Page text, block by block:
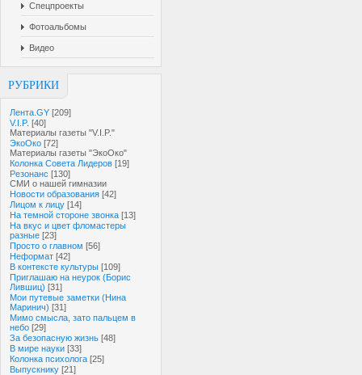
Спецпроекты
Фотоальбомы
Видео
РУБРИКИ
Лента.GY [209]
V.I.P. [40]
Материалы газеты "V.I.P."
ЭкоОко [72]
Материалы газеты "ЭкоОко"
Колонка Совета Лидеров [19]
Резонанс [130]
СМИ о нашей гимназии
Новости образования [42]
Лицом к лицу [14]
На темной стороне звонка [13]
На вкус и цвет фломастеры
разные [23]
Просто о главном [56]
Неформат [42]
В контексте культуры [109]
Приглашаю на неурок (Борис
Лившиц) [31]
Мои путевые заметки (Нина
Маринич) [31]
Мимо смысла, зато пальцем в
небо [29]
За безопасную жизнь [48]
В мире науки [33]
Колонка психолога [25]
Выпускнику [21]